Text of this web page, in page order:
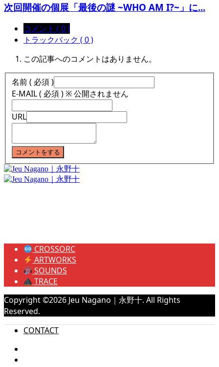
次回開催の個展「最後の謎 ~WHO AM I?~」に...
コメント ( 0 )
トラックバック ( 0 )
この記事へのコメントはありません。
名前 ( 必須 )
E-MAIL ( 必須 ) ※ 公開されません
URL
CROSSORC
ARTWORKS
SOUNDS
TRACE
Copyright ©2026 Jeu Nagano｜永野十. All Rights
Reserved.
CONTACT